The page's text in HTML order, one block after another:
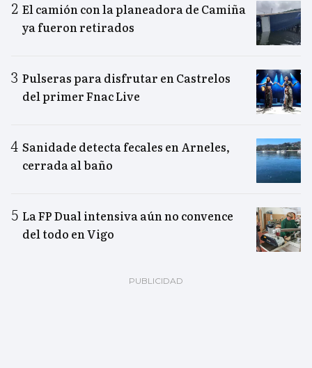
El camión con la planeadora de Camiña
ya fueron retirados
Pulseras para disfrutar en Castrelos
del primer Fnac Live
Sanidade detecta fecales en Arneles,
cerrada al baño
La FP Dual intensiva aún no convence
del todo en Vigo